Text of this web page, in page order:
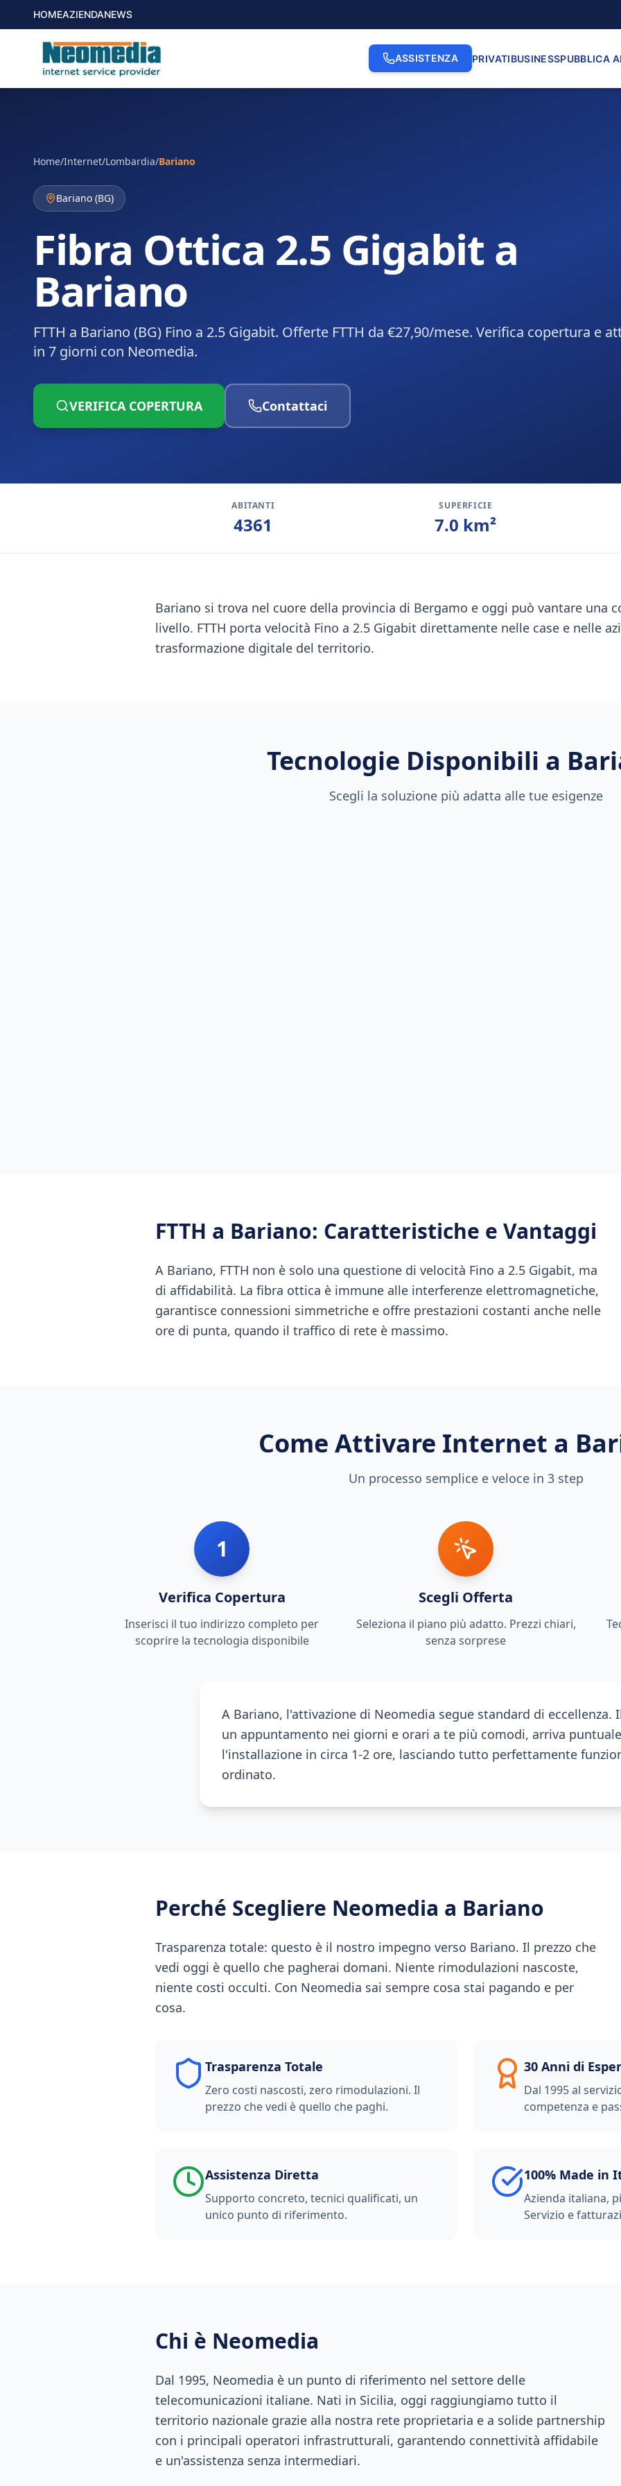
HOMEAZIENDANEWS
ASSISTENZA PRIVATIBUSINESSPUBBLICA
Home/Internet/Lombardia/Bariano
Bariano (BG)
Fibra Ottica 2.5 Gigabit a
Bariano
FTTH a Bariano (BG) Fino a 2.5 Gigabit. Offerte FTTH da €27,90/mese. Verifica copertura e
in 7 giorni con Neomedia.
VERIFICA COPERTURA Contattaci
ABITANTI
4361
SUPERFICIE
7.0 km²
Bariano si trova nel cuore della provincia di Bergamo e oggi può vantare una
livello. FTTH porta velocità Fino a 2.5 Gigabit direttamente nelle case e nelle
trasformazione digitale del territorio.
Tecnologie Disponibili a
Scegli la soluzione più adatta alle tue esigenze
FTTH a Bariano: Caratteristiche e Vantaggi
A Bariano, FTTH non è solo una questione di velocità Fino a 2.5 Gigabit, ma
di affidabilità. La fibra ottica è immune alle interferenze elettromagnetiche,
garantisce connessioni simmetriche e offre prestazioni costanti anche nelle
ore di punta, quando il traffico di rete è massimo.
Come Attivare Internet a
Un processo semplice e veloce in 3 step
1
Verifica Copertura
Inserisci il tuo indirizzo completo per
scoprire la tecnologia disponibile
Scegli Offerta
Seleziona il piano più adatto. Prezzi chiari,
senza sorprese
A Bariano, l'attivazione di Neomedia segue standard di eccellenza.
un appuntamento nei giorni e orari a te più comodi, arriva
l'installazione in circa 1-2 ore, lasciando tutto perfettamente
ordinato.
Perché Scegliere Neomedia a Bariano
Trasparenza totale: questo è il nostro impegno verso Bariano. Il prezzo che
vedi oggi è quello che pagherai domani. Niente rimodulazioni nascoste,
niente costi occulti. Con Neomedia sai sempre cosa stai pagando e per
cosa.
Trasparenza Totale
Zero costi nascosti, zero rimodulazioni. Il
prezzo che vedi è quello che paghi.
30 Anni di
Dal 1995 al
competenza e
Assistenza Diretta
Supporto concreto, tecnici qualificati, un
unico punto di riferimento.
100% Made in
Azienda italiana,
Servizio e
Chi è Neomedia
Dal 1995, Neomedia è un punto di riferimento nel settore delle
telecomunicazioni italiane. Nati in Sicilia, oggi raggiungiamo tutto il
territorio nazionale grazie alla nostra rete proprietaria e a solide partnership
con i principali operatori infrastrutturali, garantendo connettività affidabile
e un'assistenza senza intermediari.